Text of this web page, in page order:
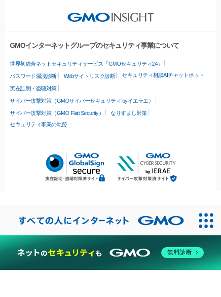
GMOインターネットグループのセキュリティ事業について
世界初総合ネットセキュリティサービス「GMOセキュリティ24」
パスワード漏洩診断 Webサイトリスク診断 セキュリティ相談AIチャットボット
実在証明・盗聴対策
サイバー攻撃対策（GMOサイバーセキュリティ byイエラエ）
サイバー攻撃対策（GMO Flatt Security）
なりすまし対策
セキュリティ事業の軌跡
無料診断